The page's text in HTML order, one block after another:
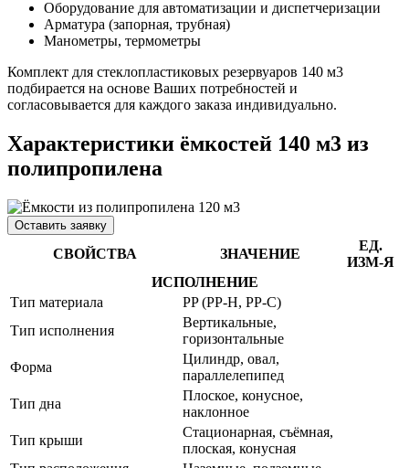
Оборудование для автоматизации и диспетчеризации
Арматура (запорная, трубная)
Манометры, термометры
Комплект для стеклопластиковых резервуаров 140 м3
подбирается на основе Ваших потребностей и
согласовывается для каждого заказа индивидуально.
Характеристики ёмкостей 140 м3 из
полипропилена
Оставить заявку
СВОЙСТВА ЗНАЧЕНИЕ
ЕД.
ИЗМ-Я
ИСПОЛНЕНИЕ
Тип материала
PP (РР-H, PP-C)
Тип исполнения
Вертикальные,
горизонтальные
Форма
Цилиндр, овал,
параллелепипед
Тип дна
Плоское, конусное,
наклонное
Тип крыши
Стационарная, съёмная,
плоская, конусная